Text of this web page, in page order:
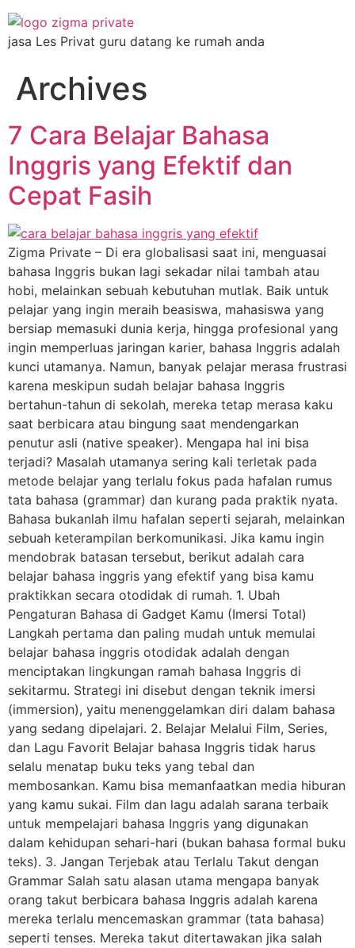
jasa Les Privat guru datang ke rumah anda
Archives
7 Cara Belajar Bahasa
Inggris yang Efektif dan
Cepat Fasih
Zigma Private – Di era globalisasi saat ini, menguasai
bahasa Inggris bukan lagi sekadar nilai tambah atau
hobi, melainkan sebuah kebutuhan mutlak. Baik untuk
pelajar yang ingin meraih beasiswa, mahasiswa yang
bersiap memasuki dunia kerja, hingga profesional yang
ingin memperluas jaringan karier, bahasa Inggris adalah
kunci utamanya. Namun, banyak pelajar merasa frustrasi
karena meskipun sudah belajar bahasa Inggris
bertahun-tahun di sekolah, mereka tetap merasa kaku
saat berbicara atau bingung saat mendengarkan
penutur asli (native speaker). Mengapa hal ini bisa
terjadi? Masalah utamanya sering kali terletak pada
metode belajar yang terlalu fokus pada hafalan rumus
tata bahasa (grammar) dan kurang pada praktik nyata.
Bahasa bukanlah ilmu hafalan seperti sejarah, melainkan
sebuah keterampilan berkomunikasi. Jika kamu ingin
mendobrak batasan tersebut, berikut adalah cara
belajar bahasa inggris yang efektif yang bisa kamu
praktikkan secara otodidak di rumah. 1. Ubah
Pengaturan Bahasa di Gadget Kamu (Imersi Total)
Langkah pertama dan paling mudah untuk memulai
belajar bahasa inggris otodidak adalah dengan
menciptakan lingkungan ramah bahasa Inggris di
sekitarmu. Strategi ini disebut dengan teknik imersi
(immersion), yaitu menenggelamkan diri dalam bahasa
yang sedang dipelajari. 2. Belajar Melalui Film, Series,
dan Lagu Favorit Belajar bahasa Inggris tidak harus
selalu menatap buku teks yang tebal dan
membosankan. Kamu bisa memanfaatkan media hiburan
yang kamu sukai. Film dan lagu adalah sarana terbaik
untuk mempelajari bahasa Inggris yang digunakan
dalam kehidupan sehari-hari (bukan bahasa formal buku
teks). 3. Jangan Terjebak atau Terlalu Takut dengan
Grammar Salah satu alasan utama mengapa banyak
orang takut berbicara bahasa Inggris adalah karena
mereka terlalu mencemaskan grammar (tata bahasa)
seperti tenses. Mereka takut ditertawakan jika salah